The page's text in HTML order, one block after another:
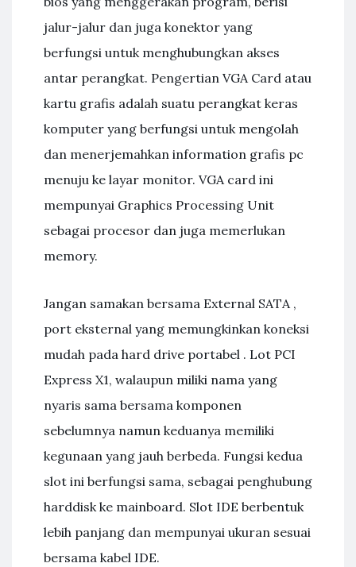
jalur-jalur dan juga konektor yang
berfungsi untuk menghubungkan akses
antar perangkat. Pengertian VGA Card atau
kartu grafis adalah suatu perangkat keras
komputer yang berfungsi untuk mengolah
dan menerjemahkan information grafis pc
menuju ke layar monitor. VGA card ini
mempunyai Graphics Processing Unit
sebagai procesor dan juga memerlukan
memory.
Jangan samakan bersama External SATA ,
port eksternal yang memungkinkan koneksi
mudah pada hard drive portabel . Lot PCI
Express X1, walaupun miliki nama yang
nyaris sama bersama komponen
sebelumnya namun keduanya memiliki
kegunaan yang jauh berbeda. Fungsi kedua
slot ini berfungsi sama, sebagai penghubung
harddisk ke mainboard. Slot IDE berbentuk
lebih panjang dan mempunyai ukuran sesuai
bersama kabel IDE.